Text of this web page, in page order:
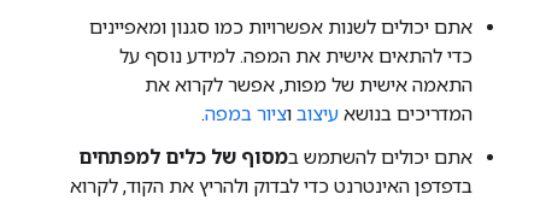
אתם יכולים לשנות אפשרויות כמו סגנון ומאפיינים
כדי להתאים אישית את המפה. למידע נוסף על
התאמה אישית של מפות, אפשר לקרוא את
המדריכים בנושא עיצוב וציור במפה.
אתם יכולים להשתמש במסוף של כלים למפתחים
בדפדפן האינטרנט כדי לבדוק ולהריץ את הקוד, לקרוא